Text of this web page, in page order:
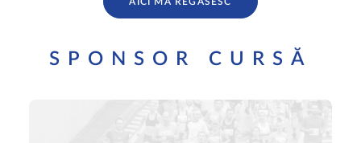
SPONSOR CURSĂ